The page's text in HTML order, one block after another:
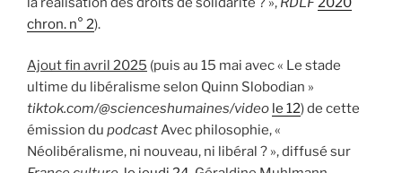
chron. n° 2).
Ajout fin avril 2025 (puis au 15 mai avec « Le stade
ultime du libéralisme selon Quinn Slobodian »
tiktok.com/@scienceshumaines/video le 12) de cette
émission du podcastAvec philosophie, «
Néolibéralisme, ni nouveau, ni libéral ? », diffusé sur